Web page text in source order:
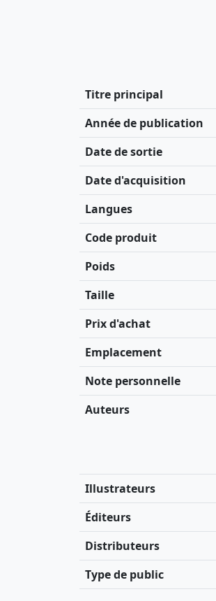
Titre principal
Année de publication
Date de sortie
Date d'acquisition
Langues
Code produit
Poids
Taille
Prix d'achat
Emplacement
Note personnelle
Auteurs
Illustrateurs
Éditeurs
Distributeurs
Type de public